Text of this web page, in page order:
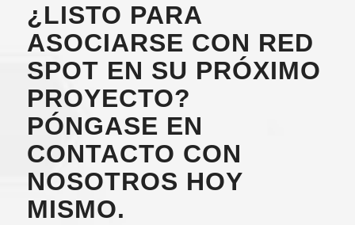
¿LISTO PARA
ASOCIARSE CON RED
SPOT EN SU PRÓXIMO
PROYECTO?
PÓNGASE EN
CONTACTO CON
NOSOTROS HOY
MISMO.